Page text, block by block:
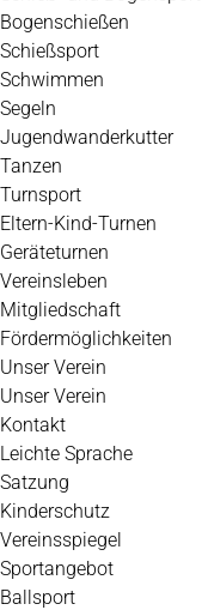
Bogenschießen
Schießsport
Schwimmen
Segeln
Jugendwanderkutter
Tanzen
Turnsport
Eltern-Kind-Turnen
Geräteturnen
Vereinsleben
Mitgliedschaft
Fördermöglichkeiten
Unser Verein
Unser Verein
Kontakt
Leichte Sprache
Satzung
Kinderschutz
Vereinsspiegel
Sportangebot
Ballsport